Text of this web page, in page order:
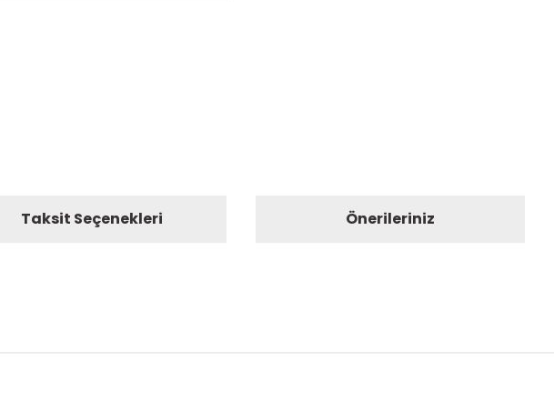
Taksit Seçenekleri Önerileriniz